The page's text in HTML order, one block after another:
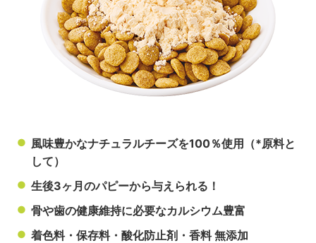
● 風味豊かなナチュラルチーズを100％使用（*原料と
して）
● 生後3ヶ月のパピーから与えられる！
● 骨や歯の健康維持に必要なカルシウム豊富
● 着色料・保存料・酸化防止剤・香料 無添加